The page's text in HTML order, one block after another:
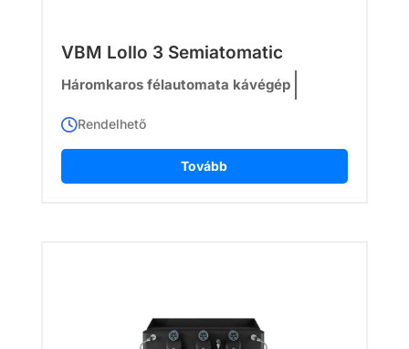
VBM Lollo 3 Semiatomatic
Háromkaros félautomata kávégép
Tovább
Rendelhető